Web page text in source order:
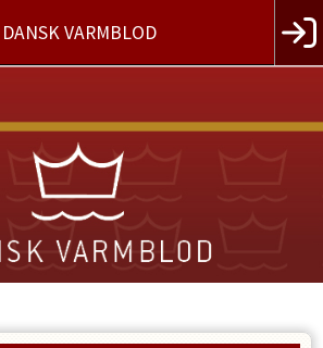
DANSK VARMBLOD